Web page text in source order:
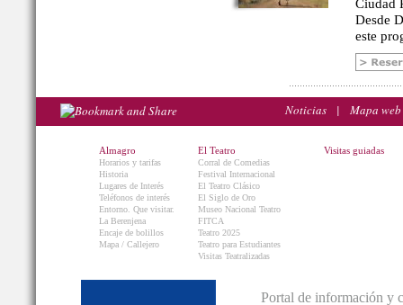
Ciudad
Desde
este
Noticias | Mapa web
Almagro
Horarios y tarifas
Historia
Lugares de Interés
Teléfonos de interés
Entorno. Que visitar.
La Berenjena
Encaje de bolillos
Mapa / Callejero
El Teatro
Corral de Comedias
Festival Internacional
El Teatro Clásico
El Siglo de Oro
Museo Nacional Teatro
FITCA
Teatro 2025
Teatro para Estudiantes
Visitas Teatralizadas
Visitas guiadas
Portal de información y